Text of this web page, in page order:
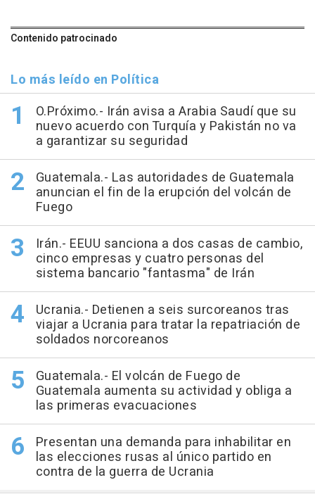
Contenido patrocinado
Lo más leído en Política
O.Próximo.- Irán avisa a Arabia Saudí que su
nuevo acuerdo con Turquía y Pakistán no va
a garantizar su seguridad
Guatemala.- Las autoridades de Guatemala
anuncian el fin de la erupción del volcán de
Fuego
Irán.- EEUU sanciona a dos casas de cambio,
cinco empresas y cuatro personas del
sistema bancario "fantasma" de Irán
Ucrania.- Detienen a seis surcoreanos tras
viajar a Ucrania para tratar la repatriación de
soldados norcoreanos
Guatemala.- El volcán de Fuego de
Guatemala aumenta su actividad y obliga a
las primeras evacuaciones
Presentan una demanda para inhabilitar en
las elecciones rusas al único partido en
contra de la guerra de Ucrania